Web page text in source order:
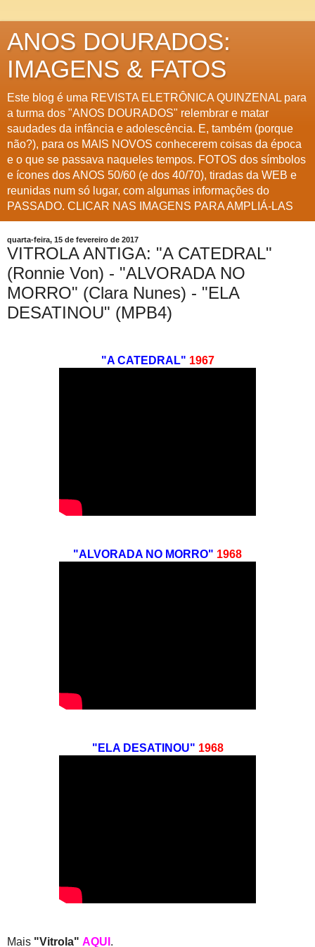
ANOS DOURADOS:
IMAGENS & FATOS
Este blog é uma REVISTA ELETRÔNICA QUINZENAL para
a turma dos "ANOS DOURADOS" relembrar e matar
saudades da infância e adolescência. E, também (porque
não?), para os MAIS NOVOS conhecerem coisas da época
e o que se passava naqueles tempos. FOTOS dos símbolos
e ícones dos ANOS 50/60 (e dos 40/70), tiradas da WEB e
reunidas num só lugar, com algumas informações do
PASSADO. CLICAR NAS IMAGENS PARA AMPLIÁ-LAS
quarta-feira, 15 de fevereiro de 2017
VITROLA ANTIGA: "A CATEDRAL"
(Ronnie Von) - "ALVORADA NO
MORRO" (Clara Nunes) - "ELA
DESATINOU" (MPB4)
"A CATEDRAL" 1967
"ALVORADA NO MORRO" 1968
"ELA DESATINOU" 1968
Mais "Vitrola" AQUI .